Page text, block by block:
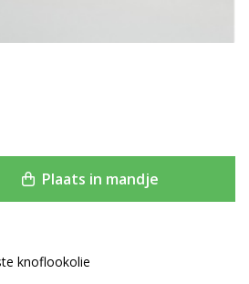
knoflookolie
Plaats in mandje